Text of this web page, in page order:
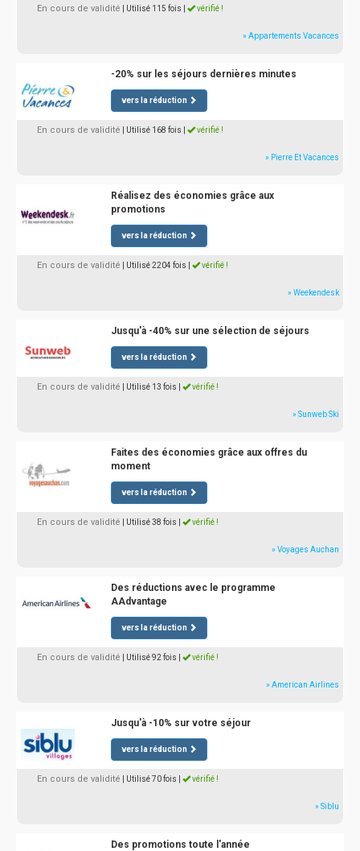
En cours de validité | Utilisé 115 fois vérifié !
» Appartements Vacances
-20% sur les séjours dernières minutes
vers la réduction
En cours de validité | Utilisé 168 fois vérifié !
» Pierre Et Vacances
Réalisez des économies grâce aux
promotions
vers la réduction
En cours de validité | Utilisé 2204 fois vérifié !
» Weekendesk
Jusqu'à -40% sur une sélection de séjours
vers la réduction
En cours de validité | Utilisé 13 fois vérifié !
» Sunweb Ski
Faites des économies grâce aux offres du
moment
vers la réduction
En cours de validité | Utilisé 38 fois vérifié !
» Voyages Auchan
Des réductions avec le programme
AAdvantage
vers la réduction
En cours de validité | Utilisé 92 fois vérifié !
» American Airlines
Jusqu'à -10% sur votre séjour
vers la réduction
En cours de validité | Utilisé 70 fois vérifié !
» Siblu
Des promotions toute l'année